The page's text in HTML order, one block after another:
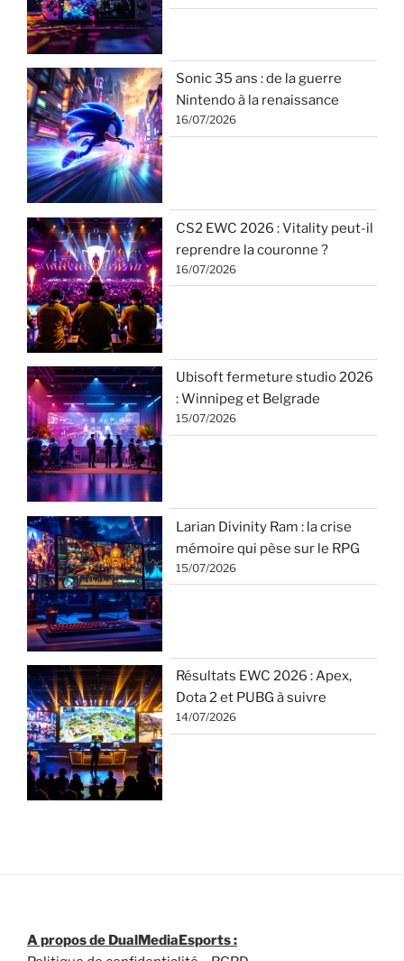
Sonic 35 ans : de la guerre
Nintendo à la renaissance
16/07/2026
CS2 EWC 2026 : Vitality peut-il
reprendre la couronne ?
16/07/2026
Ubisoft fermeture studio 2026
: Winnipeg et Belgrade
15/07/2026
Larian Divinity Ram : la crise
mémoire qui pèse sur le RPG
15/07/2026
Résultats EWC 2026 : Apex,
Dota 2 et PUBG à suivre
14/07/2026
A propos de DualMediaEsports :